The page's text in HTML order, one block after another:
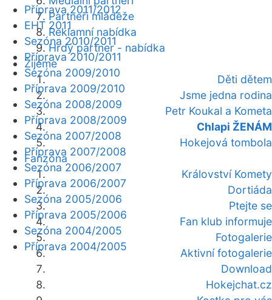
Partneři mládeže
Reklamní nabídka
Hrdý partner - nabídka
Žijeme
Děti dětem
Jsme jedna rodina
Petr Koukal a Kometa
Chlapi ŽENÁM
Hokejová tombola
Fanzóna
Království Komety
Dortiáda
Ptejte se
Fan klub informuje
Fotogalerie
Aktivní fotogalerie
Download
Hokejchat.cz
Příprava 2011/2012
EHT 2011
Sezóna 2010/2011
Příprava 2010/2011
Sezóna 2009/2010
Příprava 2009/2010
Sezóna 2008/2009
Příprava 2008/2009
Sezóna 2007/2008
Příprava 2007/2008
Sezóna 2006/2007
Příprava 2006/2007
Sezóna 2005/2006
Příprava 2005/2006
Sezóna 2004/2005
Příprava 2004/2005